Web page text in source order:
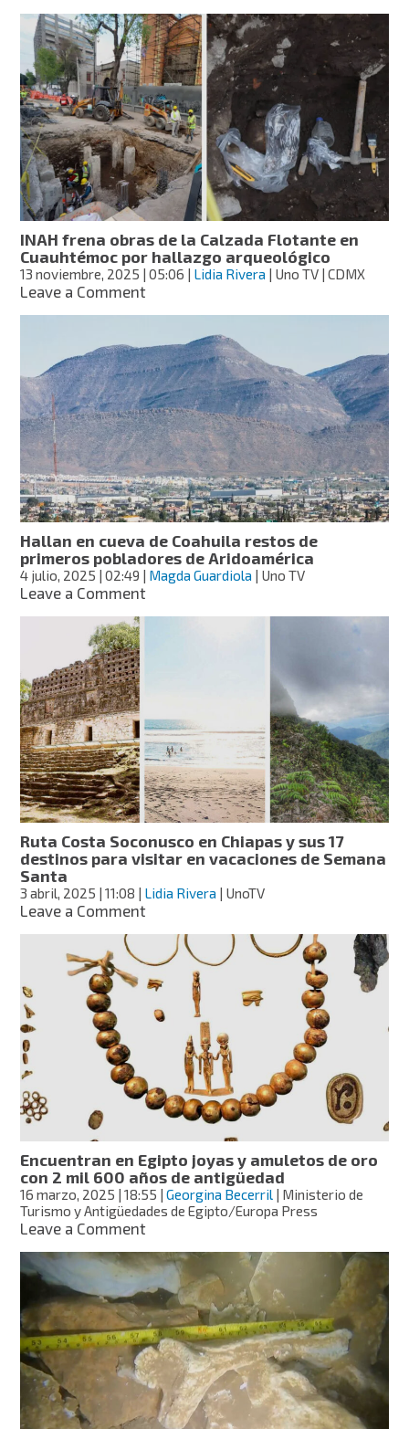
oro
y
obsidiana:
INAH
confirma
60
vestigios
hallados
en
San
Pedro
Jaltepetongo
INAH frena obras de la Calzada Flotante en
Cuauhtémoc por hallazgo arqueológico
13 noviembre, 2025 | 05:06 | Lidia Rivera | Uno TV | CDMX
Leave a Commenton
obras
de
la
Calzada
Flotante
en
Cuauhtémoc
por
hallazgo
arqueológico
Hallan en cueva de Coahuila restos de
primeros pobladores de Aridoamérica
4 julio, 2025 | 02:49 | Magda Guardiola | Uno TV
Leave a Commenton
de
primeros
pobladores
de
Aridoamérica
Ruta Costa Soconusco en Chiapas y sus 17
destinos para visitar en vacaciones de Semana
Santa
3 abril, 2025 | 11:08 | Lidia Rivera | UnoTV
Leave a Commenton
Costa
Soconusco
en
Chiapas
y
destinos
para
visitar
vacaciones
de
Semana
Santa
Encuentran en Egipto joyas y amuletos de oro
con 2 mil 600 años de antigüedad
16 marzo, 2025 | 18:55 |Georgina Becerril | Ministerio de
Turismo y Antigüedades de Egipto/Europa Press
Leave a Commenton
en
Egipto
joyas
y
amuletos
de
oro
con